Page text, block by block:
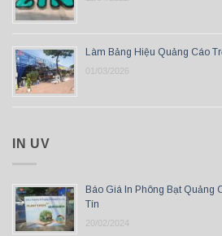
Làm Bảng Hiệu Quảng Cáo
01/03/2026
IN UV
Báo Giá In Phông Bạt Quảng
Tín
20/02/2024